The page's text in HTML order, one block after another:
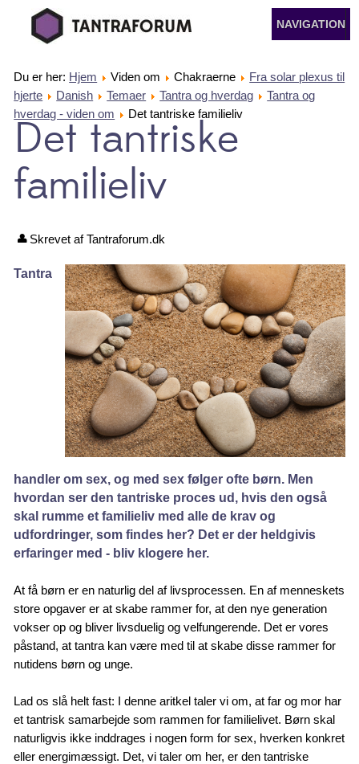
NAVIGATION
Du er her: Hjem Viden om Chakraerne
Fra solar plexus til
hjerte
Danish Temaer Tantra og hverdag
Tantra og
hverdag - viden om
Det tantriske familieliv
Det tantriske
familieliv
Skrevet af Tantraforum.dk
Tantra
handler om sex, og med sex følger ofte børn. Men
hvordan ser den tantriske proces ud, hvis den også
skal rumme et familieliv med alle de krav og
udfordringer, som findes her? Det er der heldgivis
erfaringer med - bliv klogere her.
At få børn er en naturlig del af livsprocessen. En af menneskets
store opgaver er at skabe rammer for, at den nye generation
vokser op og bliver livsduelig og velfungerende. Det er vores
påstand, at tantra kan være med til at skabe disse rammer for
nutidens børn og unge.
Lad os slå helt fast: I denne aritkel taler vi om, at far og mor har
et tantrisk samarbejde som rammen for familielivet. Børn skal
naturligvis ikke inddrages i nogen form for sex, hverken konkret
eller energimæssigt. Det, vi taler om her, er den tantriske